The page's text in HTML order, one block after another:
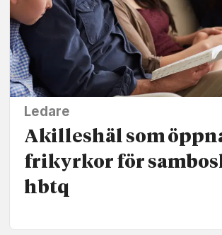
Ledare
Akilleshäl som
frikyrkor för
hbtq